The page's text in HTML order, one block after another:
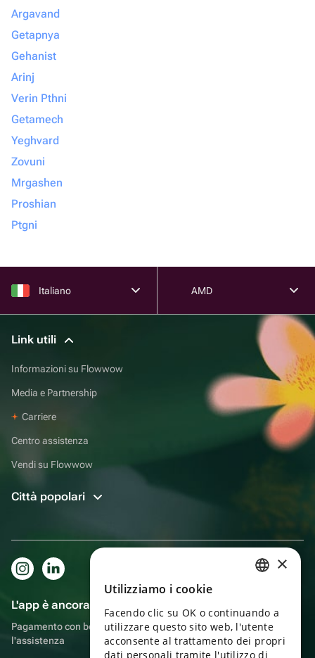
Argavand
Getapnya
Gehanist
Arinj
Verin Pthni
Getamech
Yeghvard
Zovuni
Mrgashen
Proshian
Ptgni
Italiano AMD
Link utili
Informazioni su Flowwow
Media e Partnership
Carriere
Centro assistenza
Vendi su Flowwow
Città popolari
L'app è ancora più comoda!
Pagamento con bonus, autoconsegna, comoda chat con
l'assistenza
ENGLISH
UKRAINIAN
×
Utilizziamo i cookie
Facendo clic su OK o continuando a
utilizzare questo sito web, l'utente
acconsente al trattamento dei propri
dati personali tramite l'utilizzo di